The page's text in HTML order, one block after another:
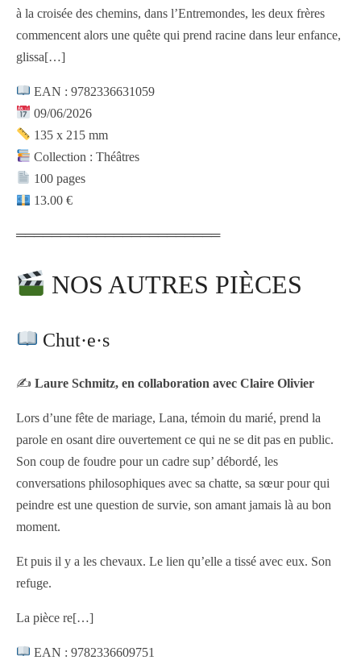
à la croisée des chemins, dans l’Entremondes, les deux frères
commencent alors une quête qui prend racine dans leur enfance,
glissa[…]
EAN : 9782336631059
09/06/2026
135 x 215 mm
Collection : Théâtres
100 pages
13.00 €
═══════════════════════
NOS AUTRES PIÈCES
Chut·e·s
✍️ Laure Schmitz, en collaboration avec Claire Olivier
Lors d’une fête de mariage, Lana, témoin du marié, prend la
parole en osant dire ouvertement ce qui ne se dit pas en public.
Son coup de foudre pour un cadre sup’ débordé, les
conversations philosophiques avec sa chatte, sa sœur pour qui
peindre est une question de survie, son amant jamais là au bon
moment.
Et puis il y a les chevaux. Le lien qu’elle a tissé avec eux. Son
refuge.
La pièce re[…]
EAN : 9782336609751